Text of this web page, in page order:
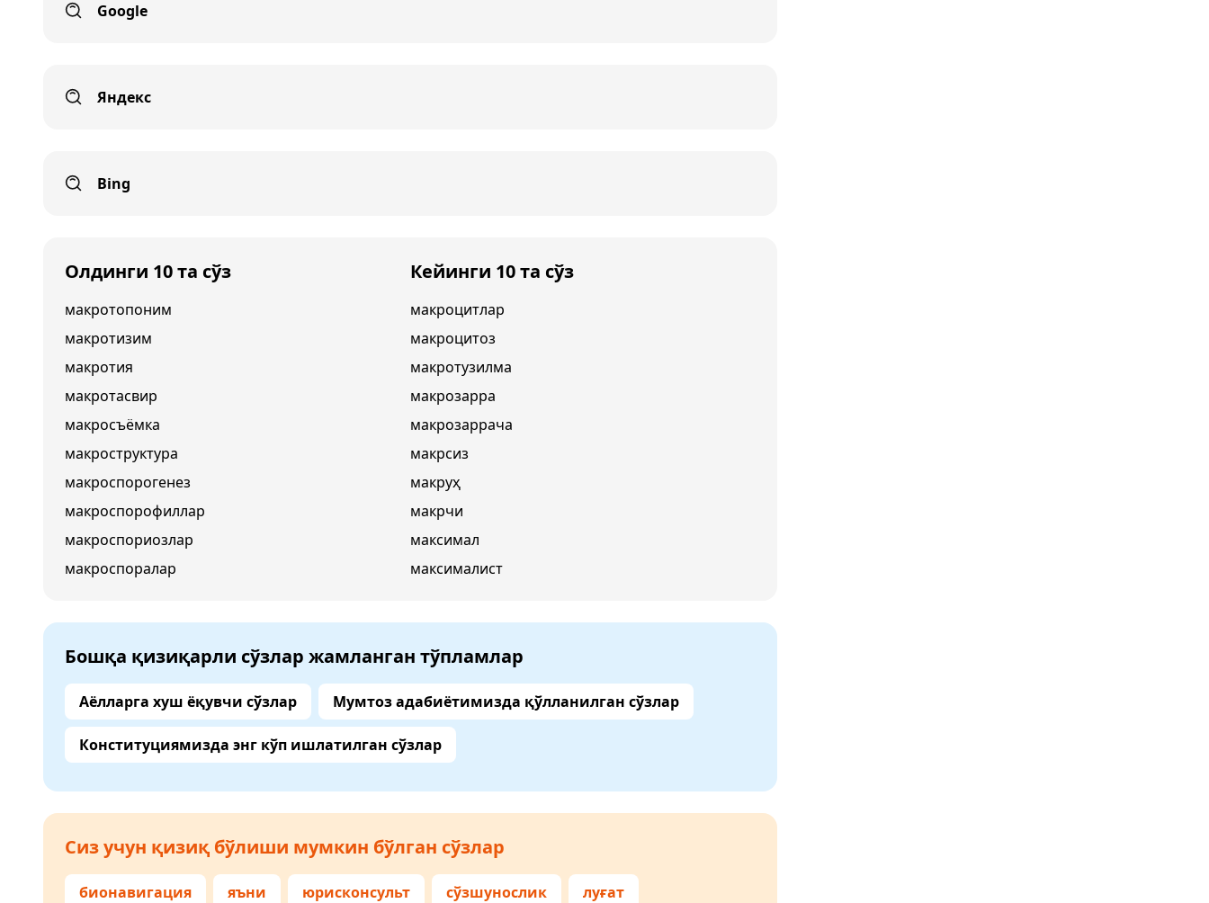
Google
Яндекс
Bing
Олдинги 10 та сўз
макротопоним
макротизим
макротия
макротасвир
макросъёмка
макроструктура
макроспорогенез
макроспорофиллар
макроспориозлар
макроспоралар
Кейинги 10 та сўз
макроцитлар
макроцитоз
макротузилма
макрозарра
макрозаррача
макрсиз
макруҳ
макрчи
максимал
максималист
Бошқа қизиқарли сўзлар жамланган тўпламлар
Аёлларга хуш ёқувчи сўзлар Мумтоз адабиётимизда қўлланилган сўзлар
Конституциямизда энг кўп ишлатилган сўзлар
Сиз учун қизиқ бўлиши мумкин бўлган сўзлар
бионавигация яъни юрисконсульт сўзшунослик луғат